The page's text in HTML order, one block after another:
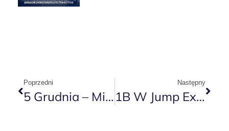
Poprzedni
5 Grudnia – Międzynarodowy Dzień Wolontariusza
Następny
1B W Jump Extreme